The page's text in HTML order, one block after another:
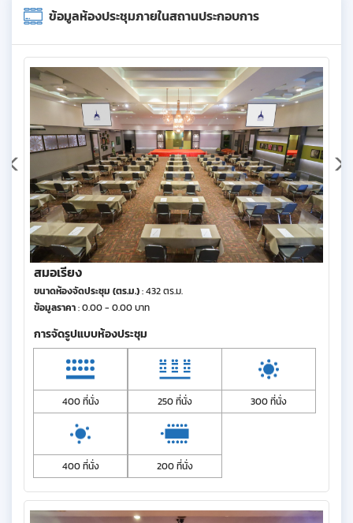
ข้อมูลห้องประชุมภายในสถานประกอบการ
สมอเรียง
ขนาดห้องจัดประชุม (ตร.ม.): 432 ตร.ม.
ข้อมูลราคา: 0.00 - 0.00 บาท
การจัดรูปแบบห้องประชุม
400 ที่นั่ง 250 ที่นั่ง 300 ที่นั่ง
400 ที่นั่ง 200 ที่นั่ง